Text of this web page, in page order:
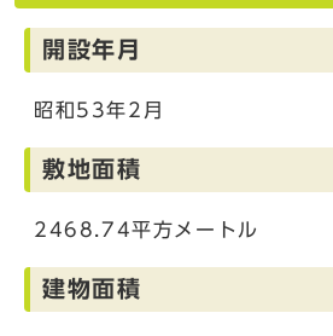
開設年月
昭和53年2月
敷地面積
2468.74平方メートル
建物面積